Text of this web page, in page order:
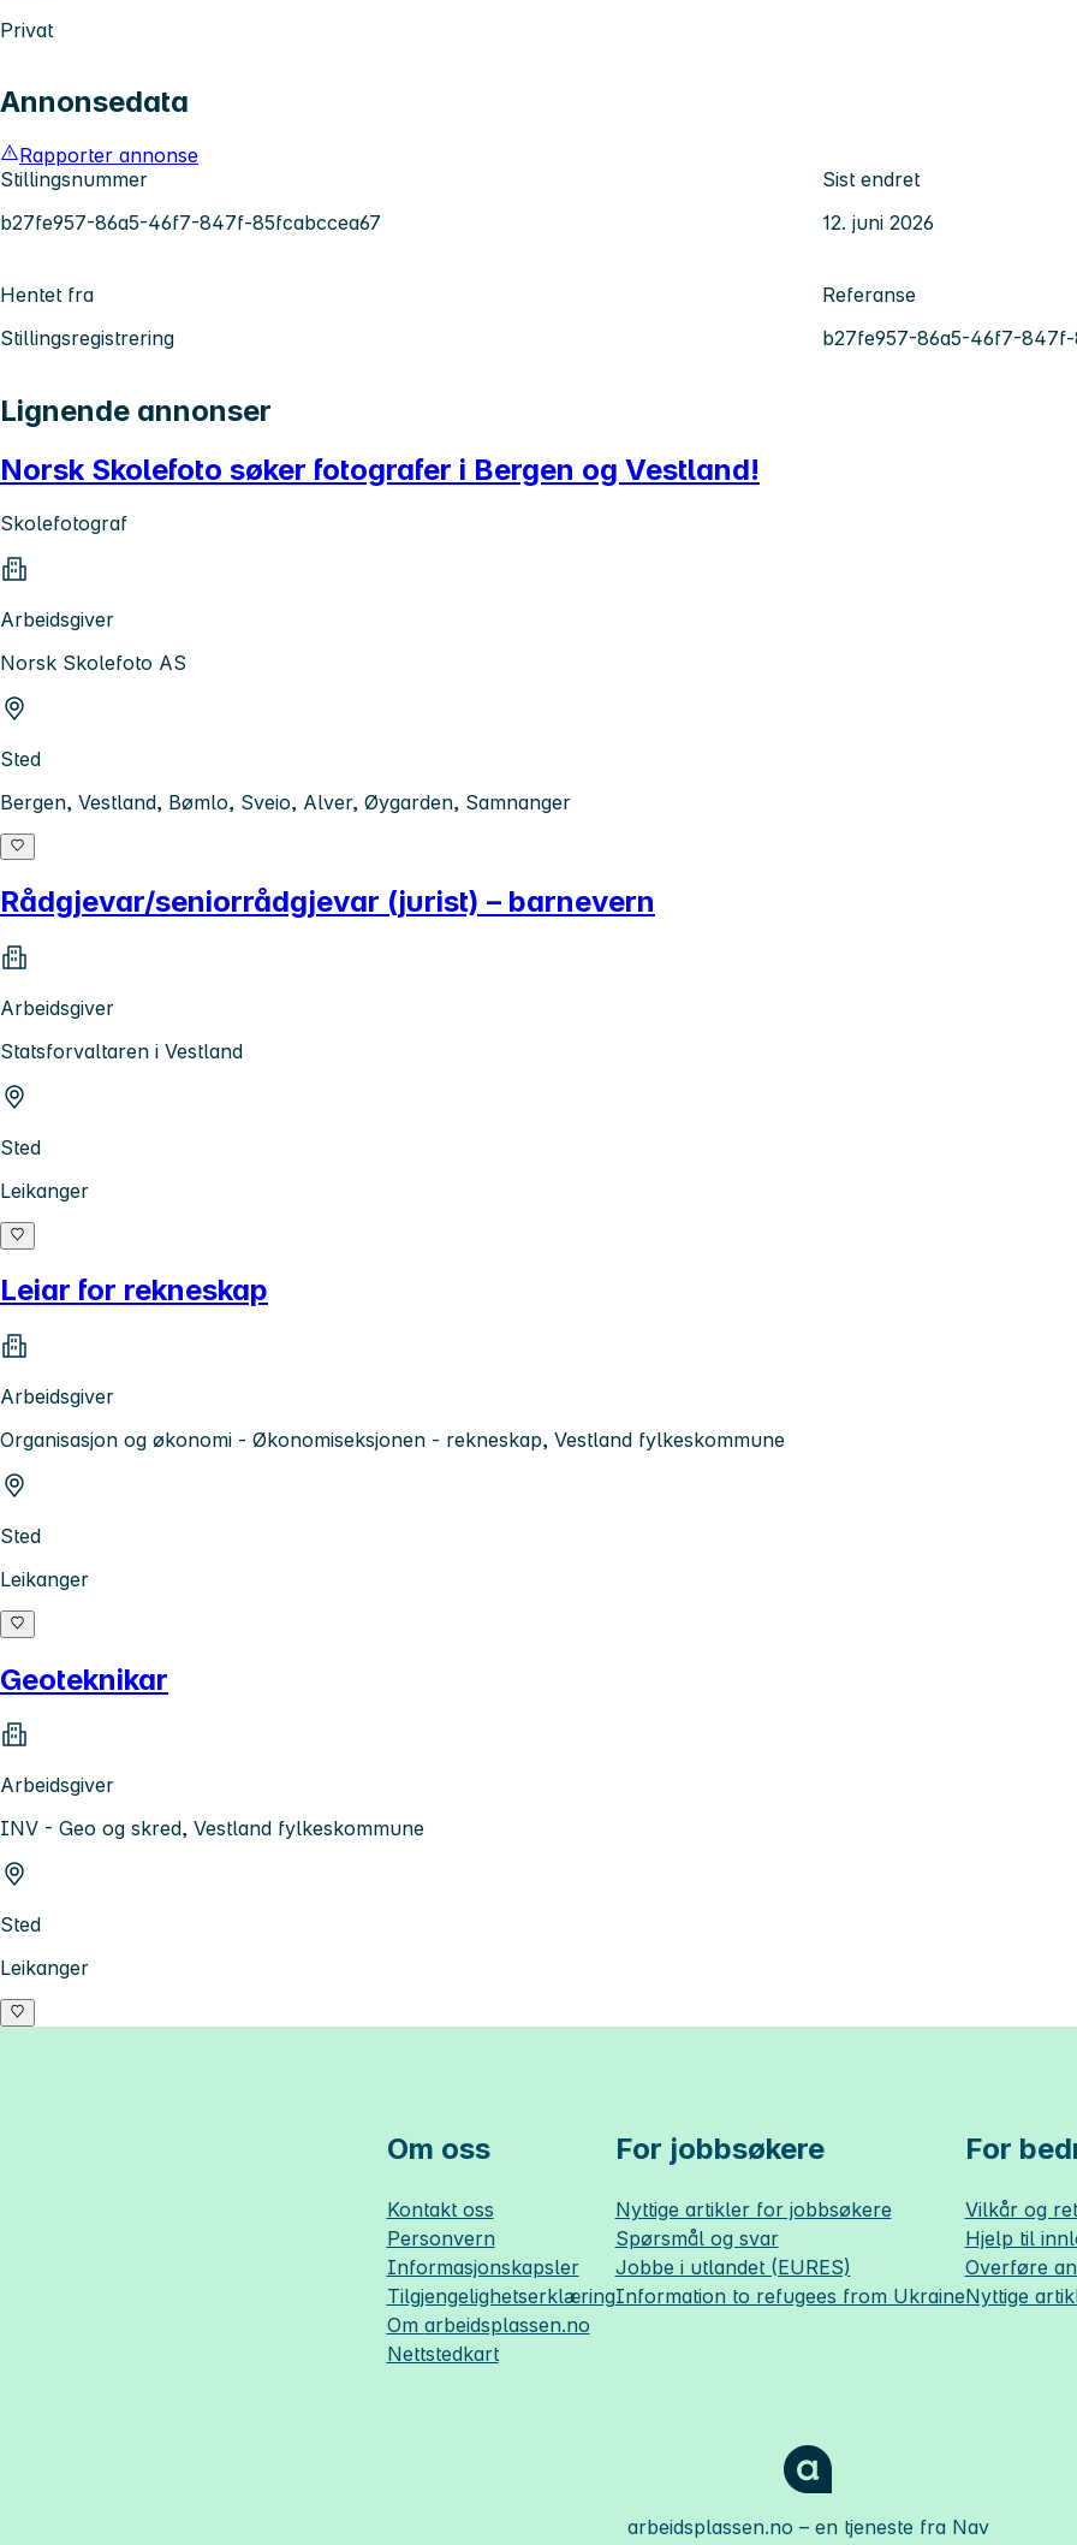
Privat
Annonsedata
Rapporter annonse
Stillingsnummer
b27fe957-86a5-46f7-847f-85fcabccea67
Sist endret
12. juni 2026
Hentet fra
Stillingsregistrering
Referanse
b27fe957-86a5-46f7-847f-
Lignende annonser
Norsk Skolefoto søker fotografer i Bergen og Vestland!
Skolefotograf
Arbeidsgiver
Norsk Skolefoto AS
Sted
Bergen, Vestland, Bømlo, Sveio, Alver, Øygarden, Samnanger
Rådgjevar/seniorrådgjevar (jurist) – barnevern
Arbeidsgiver
Statsforvaltaren i Vestland
Sted
Leikanger
Leiar for rekneskap
Arbeidsgiver
Organisasjon og økonomi - Økonomiseksjonen - rekneskap, Vestland fylkeskommune
Sted
Leikanger
Geoteknikar
Arbeidsgiver
INV - Geo og skred, Vestland fylkeskommune
Sted
Leikanger
Om oss
Kontakt oss
Personvern
Informasjonskapsler
Tilgjengelighetserklæring
Om arbeidsplassen.no
Nettstedkart
For jobbsøkere
Nyttige artikler for jobbsøkere
Spørsmål og svar
Jobbe i utlandet (EURES)
Information to refugees from Ukraine
For
Vilkår og
Hjelp til
Overføre
Nyttige
arbeidsplassen.no – en tjeneste fra Nav